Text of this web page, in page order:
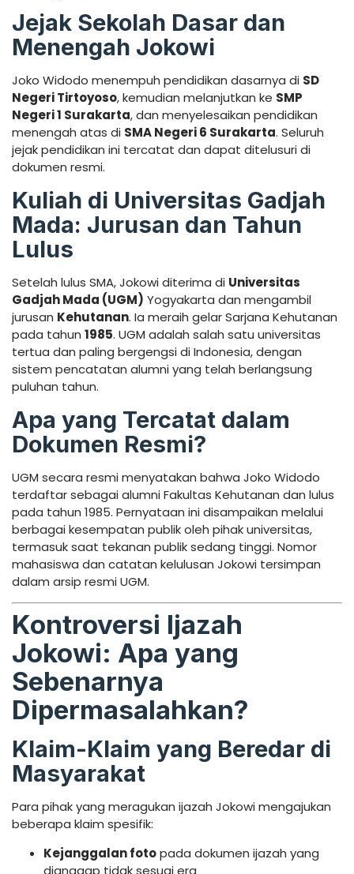
Jejak Sekolah Dasar dan
Menengah Jokowi
Joko Widodo menempuh pendidikan dasarnya di SD
Negeri Tirtoyoso, kemudian melanjutkan ke SMP
Negeri 1 Surakarta, dan menyelesaikan pendidikan
menengah atas di SMA Negeri 6 Surakarta. Seluruh
jejak pendidikan ini tercatat dan dapat ditelusuri di
dokumen resmi.
Kuliah di Universitas Gadjah
Mada: Jurusan dan Tahun
Lulus
Setelah lulus SMA, Jokowi diterima di Universitas
Gadjah Mada (UGM) Yogyakarta dan mengambil
jurusan Kehutanan. Ia meraih gelar Sarjana Kehutanan
pada tahun 1985. UGM adalah salah satu universitas
tertua dan paling bergengsi di Indonesia, dengan
sistem pencatatan alumni yang telah berlangsung
puluhan tahun.
Apa yang Tercatat dalam
Dokumen Resmi?
UGM secara resmi menyatakan bahwa Joko Widodo
terdaftar sebagai alumni Fakultas Kehutanan dan lulus
pada tahun 1985. Pernyataan ini disampaikan melalui
berbagai kesempatan publik oleh pihak universitas,
termasuk saat tekanan publik sedang tinggi. Nomor
mahasiswa dan catatan kelulusan Jokowi tersimpan
dalam arsip resmi UGM.
Kontroversi Ijazah
Jokowi: Apa yang
Sebenarnya
Dipermasalahkan?
Klaim-Klaim yang Beredar di
Masyarakat
Para pihak yang meragukan ijazah Jokowi mengajukan
beberapa klaim spesifik:
Kejanggalan fotopada dokumen ijazah yang
dianggap tidak sesuai era